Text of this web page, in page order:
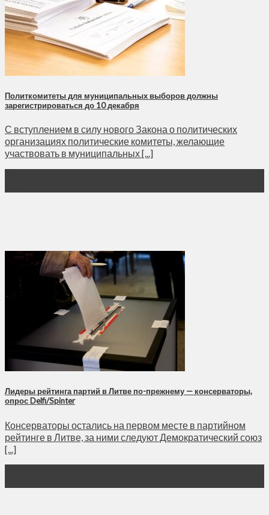
Политкомитеты для муниципальных выборов должны
зарегистрироваться до 10 декабря
С вступлением в силу нового Закона о политических
организациях политические комитеты, желающие
участвовать в муниципальных [...]
Лидеры рейтинга партий в Литве по-прежнему — консерваторы,
опрос Delfi/Spinter
Консерваторы остались на первом месте в партийном
рейтинге в Литве, за ними следуют Демократический союз
[...]